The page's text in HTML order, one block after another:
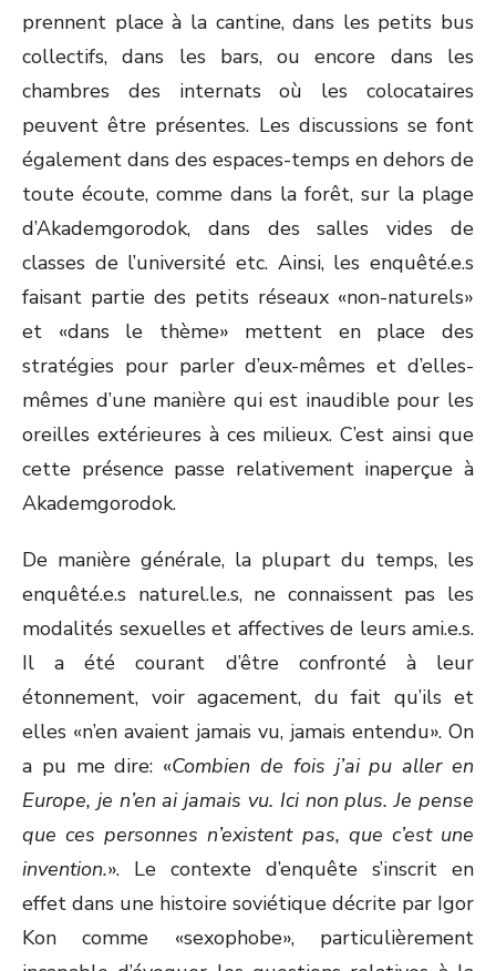
prennent place à la cantine, dans les petits bus
collectifs, dans les bars, ou encore dans les
chambres des internats où les colocataires
peuvent être présentes. Les discussions se font
également dans des espaces-temps en dehors de
toute écoute, comme dans la forêt, sur la plage
d’Akademgorodok, dans des salles vides de
classes de l’université etc. Ainsi, les enquêté.e.s
faisant partie des petits réseaux «non-naturels»
et «dans le thème» mettent en place des
stratégies pour parler d’eux-mêmes et d’elles-
mêmes d’une manière qui est inaudible pour les
oreilles extérieures à ces milieux. C’est ainsi que
cette présence passe relativement inaperçue à
Akademgorodok.
De manière générale, la plupart du temps, les
enquêté.e.s naturel.le.s, ne connaissent pas les
modalités sexuelles et affectives de leurs ami.e.s.
Il a été courant d’être confronté à leur
étonnement, voir agacement, du fait qu’ils et
elles «n’en avaient jamais vu, jamais entendu». On
a pu me dire: «Combien de fois j’ai pu aller en
Europe, je n’en ai jamais vu. Ici non plus. Je pense
que ces personnes n’existent pas, que c’est une
invention.». Le contexte d’enquête s’inscrit en
effet dans une histoire soviétique décrite par Igor
Kon comme «sexophobe», particulièrement